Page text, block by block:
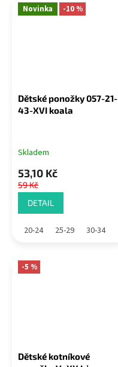
Novinka -10 %
Dětské ponožky 057-21-
43-XVI koala
Skladem
53,10 Kč
59 Kč
DETAIL
20-24 25-29 30-34
-5 %
Dětské kotníkové